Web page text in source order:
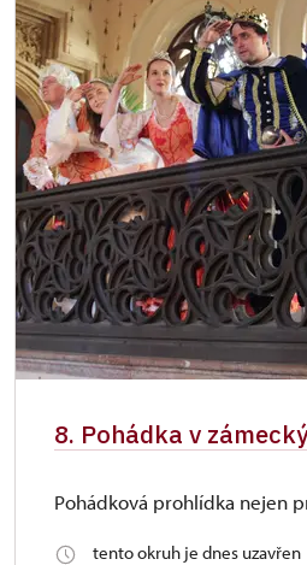
8. Pohádka v
Pohádková prohlídka nejen
tento okruh je dnes uzavřen